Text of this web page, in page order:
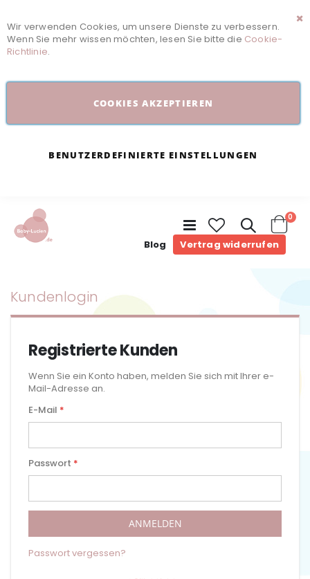
Wir verwenden Cookies, um unsere Dienste zu verbessern.
Wenn Sie mehr wissen möchten, lesen Sie bitte die Cookie-
Richtlinie.
COOKIES AKZEPTIEREN
BENUTZERDEFINIERTE EINSTELLUNGEN
Navigation
umschalten
Blog Vertrag widerrufenCart
0
Kundenlogin
Registrierte Kunden
Wenn Sie ein Konto haben, melden Sie sich mit Ihrer e-
Mail-Adresse an.
E-Mail
Passwort
ANMELDEN
Passwort vergessen?